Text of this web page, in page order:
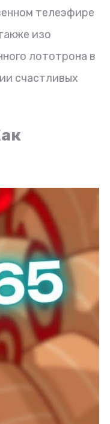
телеэфире
изо
лототрона в
счастливых